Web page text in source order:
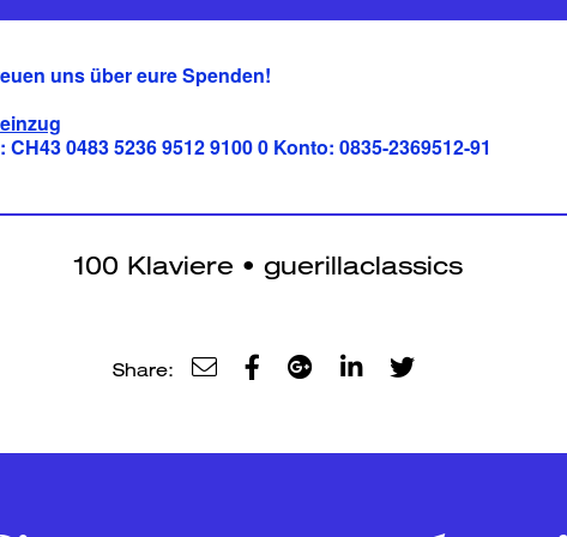
uns über eure Spenden!
CH43 0483 5236 9512 9100 0 Konto: 0835-2369512-91
Share: